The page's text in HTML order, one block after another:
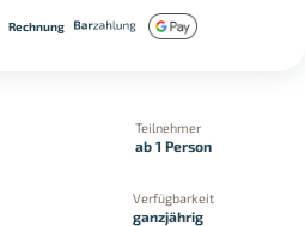
Rechnung
Teilnehmer
ab 1 Person
Verfügbarkeit
ganzjährig